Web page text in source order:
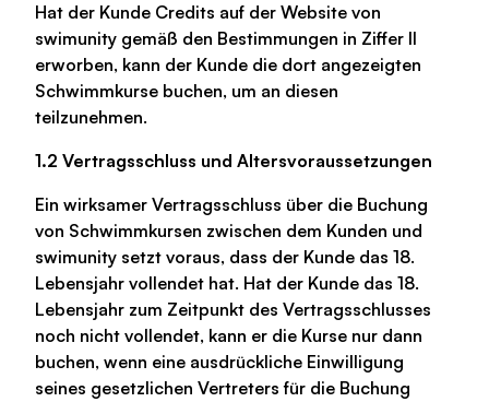
Hat der Kunde Credits auf der Website von
swimunity gemäß den Bestimmungen in Ziffer II
erworben, kann der Kunde die dort angezeigten
Schwimmkurse buchen, um an diesen
teilzunehmen.
1.2 Vertragsschluss und Altersvoraussetzungen
Ein wirksamer Vertragsschluss über die Buchung
von Schwimmkursen zwischen dem Kunden und
swimunity setzt voraus, dass der Kunde das 18.
Lebensjahr vollendet hat. Hat der Kunde das 18.
Lebensjahr zum Zeitpunkt des Vertragsschlusses
noch nicht vollendet, kann er die Kurse nur dann
buchen, wenn eine ausdrückliche Einwilligung
seines gesetzlichen Vertreters für die Buchung